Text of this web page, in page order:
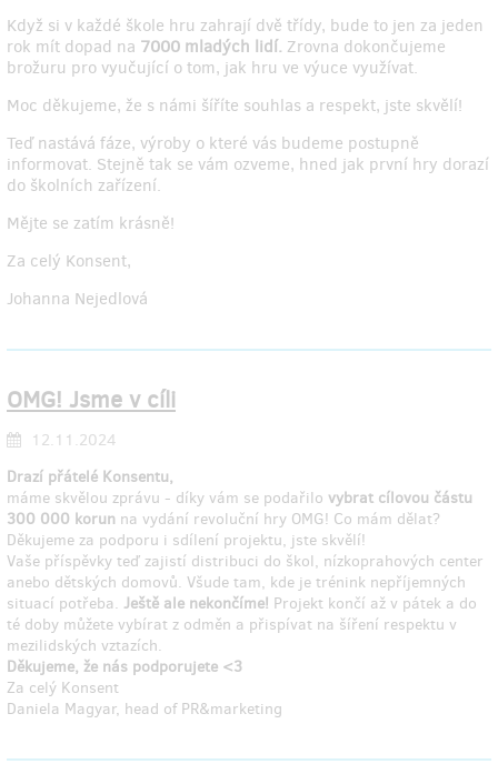
Když si v každé škole hru zahrají dvě třídy, bude to jen za jeden
rok mít dopad na 7000 mladých lidí. Zrovna dokončujeme
brožuru pro vyučující o tom, jak hru ve výuce využívat.
Moc děkujeme, že s námi šíříte souhlas a respekt, jste skvělí!
Teď nastává fáze, výroby o které vás budeme postupně
informovat. Stejně tak se vám ozveme, hned jak první hry dorazí
do školních zařízení.
Mějte se zatím krásně!
Za celý Konsent,
Johanna Nejedlová
OMG! Jsme v cíli
12.11.2024
Drazí přátelé Konsentu,
máme skvělou zprávu - díky vám se podařilo vybrat cílovou částu
300 000 korun na vydání revoluční hry OMG! Co mám dělat?
Děkujeme za podporu i sdílení projektu, jste skvělí!
Vaše příspěvky teď zajistí distribuci do škol, nízkoprahových center
anebo dětských domovů. Všude tam, kde je trénink nepříjemných
situací potřeba. Ještě ale nekončíme! Projekt končí až v pátek a do
té doby můžete vybírat z odměn a přispívat na šíření respektu v
mezilidských vztazích.
Děkujeme, že nás podporujete <3
Za celý Konsent
Daniela Magyar, head of PR&marketing